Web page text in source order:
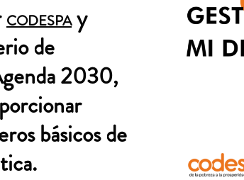
CODESPAy
de
2030,
básicos de